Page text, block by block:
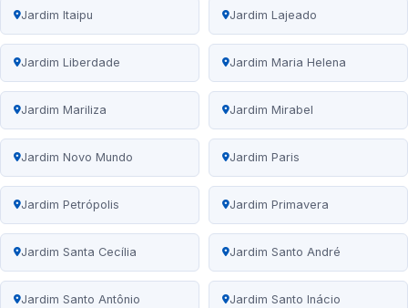
Jardim Itaipu Jardim Lajeado
Jardim Liberdade Jardim Maria Helena
Jardim Mariliza Jardim Mirabel
Jardim Novo Mundo Jardim Paris
Jardim Petrópolis Jardim Primavera
Jardim Santa Cecília Jardim Santo André
Jardim Santo Antônio Jardim Santo Inácio